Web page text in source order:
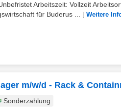
Arbeitszeit: Vollzeit
für Buderus ...
[ Weitere
m/w/d - Rack &
Sonderzahlung